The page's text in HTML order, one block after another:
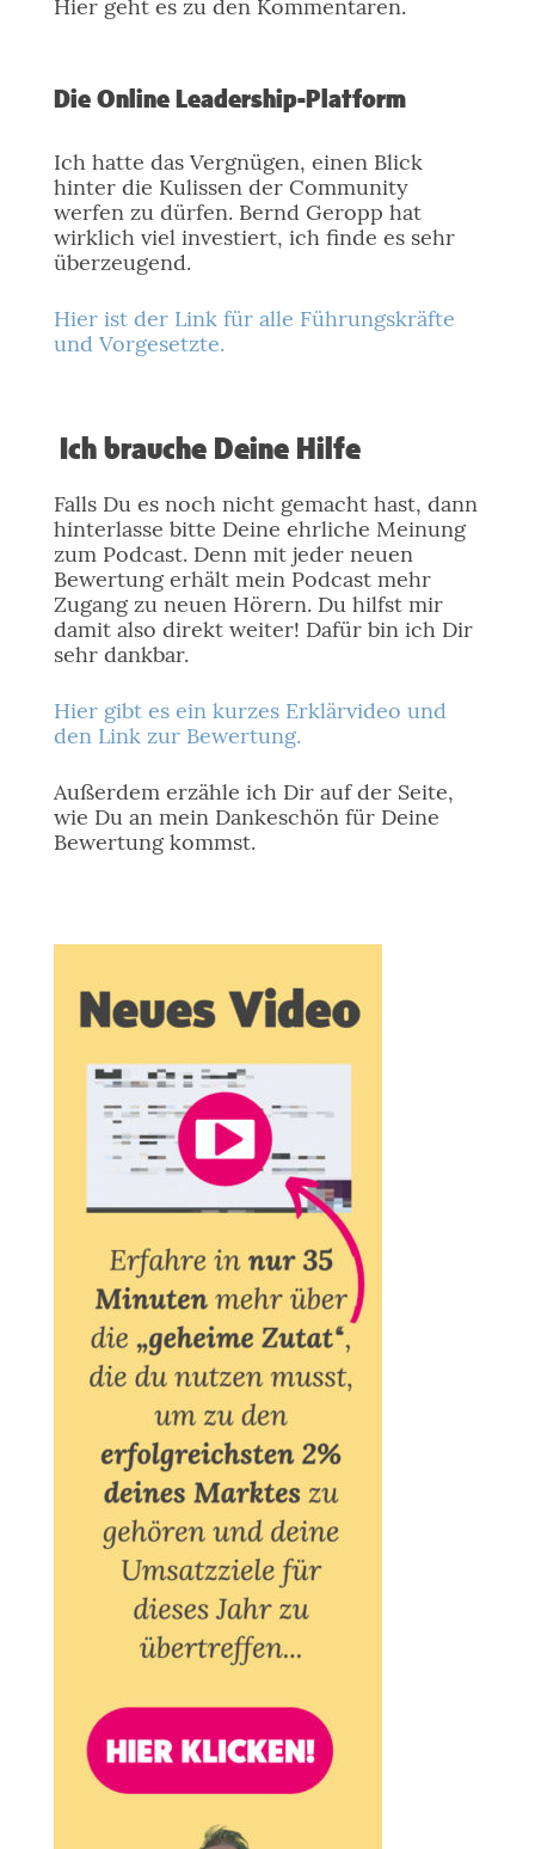
Hier geht es zu den Kommentaren.
Die Online Leadership-Platform
Ich hatte das Vergnügen, einen Blick
hinter die Kulissen der Community
werfen zu dürfen. Bernd Geropp hat
wirklich viel investiert, ich finde es sehr
überzeugend.
Hier ist der Link für alle Führungskräfte
und Vorgesetzte.
Ich brauche Deine Hilfe
Falls Du es noch nicht gemacht hast, dann
hinterlasse bitte Deine ehrliche Meinung
zum Podcast. Denn mit jeder neuen
Bewertung erhält mein Podcast mehr
Zugang zu neuen Hörern. Du hilfst mir
damit also direkt weiter! Dafür bin ich Dir
sehr dankbar.
Hier gibt es ein kurzes Erklärvideo und
den Link zur Bewertung.
Außerdem erzähle ich Dir auf der Seite,
wie Du an mein Dankeschön für Deine
Bewertung kommst.